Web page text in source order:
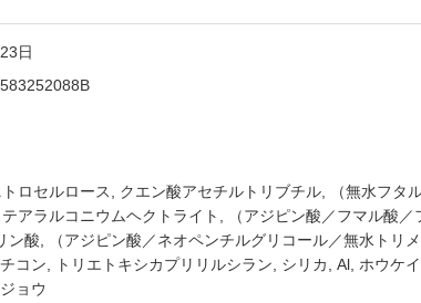
日
ロセルロース, クエン酸アセチルトリブチル, （無水フ
アラルコニウムヘクトライト, （アジピン酸／フマル酸
ン酸, （アジピン酸／ネオペンチルグリコール／無水トリ
コン, トリエトキシカプリリルシラン, シリカ, Al, ホウケ
ョウ